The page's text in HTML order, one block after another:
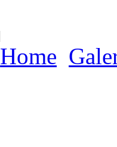
Home